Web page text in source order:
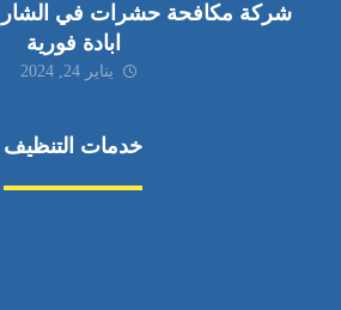
ابادة فورية
يناير 24, 2024
خدمات التنظيف